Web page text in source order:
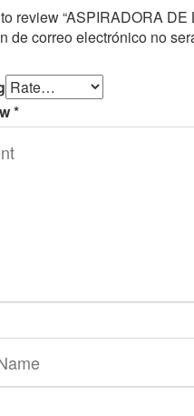
review “ASPIRADORA
de correo electrónico no
*